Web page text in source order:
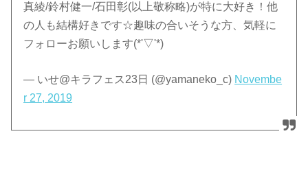
真綾/鈴村健一/石田彰(以上敬称略)が特に大好き！他
の人も結構好きです☆趣味の合いそうな方、気軽に
フォローお願いします(*'▽'*)
— いせ@キラフェス23日 (@yamaneko_c) Novembe
r 27, 2019